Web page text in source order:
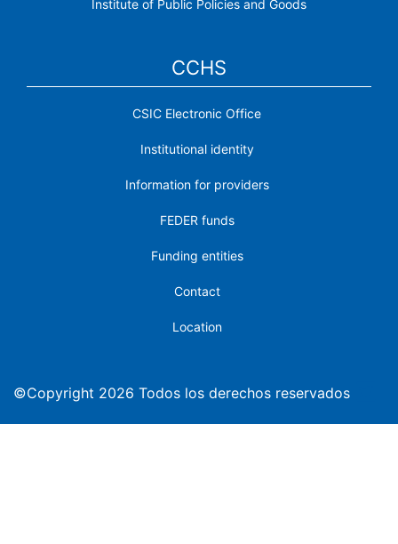
Institute of Public Policies and Goods
CCHS
CSIC Electronic Office
Institutional identity
Information for providers
FEDER funds
Funding entities
Contact
Location
©Copyright 2026 Todos los derechos reservados